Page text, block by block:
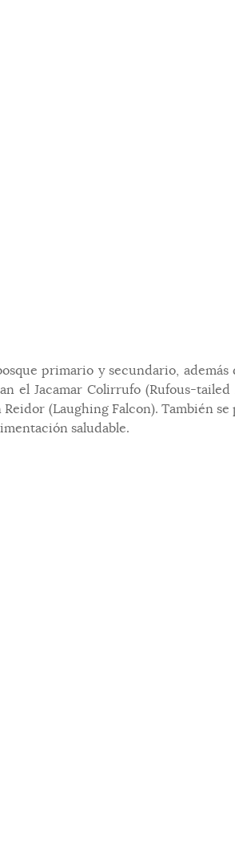
primario y secundario,
el Jacamar Colirrufo (Rufous-
(Laughing Falcon). También
saludable.